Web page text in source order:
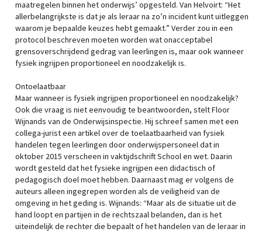
maatregelen binnen het onderwijs’ opgesteld. Van Helvoirt: “Het
allerbelangrijkste is dat je als leraar na zo’n incident kunt uitleggen
waarom je bepaalde keuzes hebt gemaakt.” Verder zou in een
protocol beschreven moeten worden wat onacceptabel
grensoverschrijdend gedrag van leerlingen is, maar ook wanneer
fysiek ingrijpen proportioneel en noodzakelijk is.
Ontoelaatbaar
Maar wanneer is fysiek ingrijpen proportioneel en noodzakelijk?
Ook die vraag is niet eenvoudig te beantwoorden, stelt Floor
Wijnands van de Onderwijsinspectie. Hij schreef samen met een
collega-jurist een artikel over de toelaatbaarheid van fysiek
handelen tegen leerlingen door onderwijspersoneel dat in
oktober 2015 verscheen in vaktijdschrift School en wet. Daarin
wordt gesteld dat het fysieke ingrijpen een didactisch of
pedagogisch doel moet hebben. Daarnaast mag er volgens de
auteurs alleen ingegrepen worden als de veiligheid van de
omgeving in het geding is. Wijnands: “Maar als de situatie uit de
hand loopt en partijen in de rechtszaal belanden, dan is het
uiteindelijk de rechter die bepaalt of het handelen van de leraar in